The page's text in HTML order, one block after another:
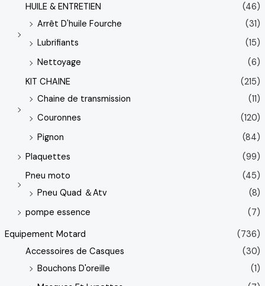
HUILE & ENTRETIEN
(46)
Arrêt D'huile Fourche
(31)
Lubrifiants
(15)
Nettoyage
(6)
KIT CHAINE
(215)
Chaine de transmission
(11)
Couronnes
(120)
Pignon
(84)
Plaquettes
(99)
Pneu moto
(45)
Pneu Quad ＆Atv
(8)
pompe essence
(7)
Equipement Motard
(736)
Accessoires de Casques
(30)
Bouchons D'oreille
(1)